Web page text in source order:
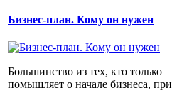
Бизнес-план. Кому он нужен
Большинство из тех, кто только
помышляет о начале бизнеса, при